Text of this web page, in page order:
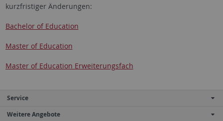
kurzfristiger Änderungen:
Bachelor of Education
Master of Education
Master of Education Erweiterungsfach
Service
Weitere Angebote